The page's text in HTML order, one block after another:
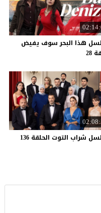
هذا البحر سوف يفيض
28
شراب التوت الحلقة 136